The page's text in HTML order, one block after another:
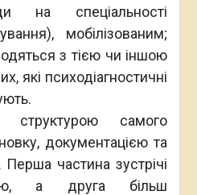
на спеціальності
мобілізованим;
з тією чи іншою
які психодіагностичні
структурою самого
документацією та
частина зустрічі
а друга більш